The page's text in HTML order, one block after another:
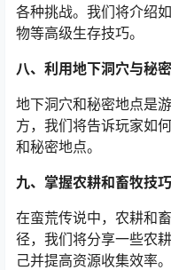
各种挑战。我们将介绍
物等高级生存技巧。
八、利用地下洞穴与秘
地下洞穴和秘密地点是
方，我们将告诉玩家如
和秘密地点。
九、掌握农耕和畜牧技巧
在蛮荒传说中，农耕和
径，我们将分享一些农
己并提高资源收集效率。